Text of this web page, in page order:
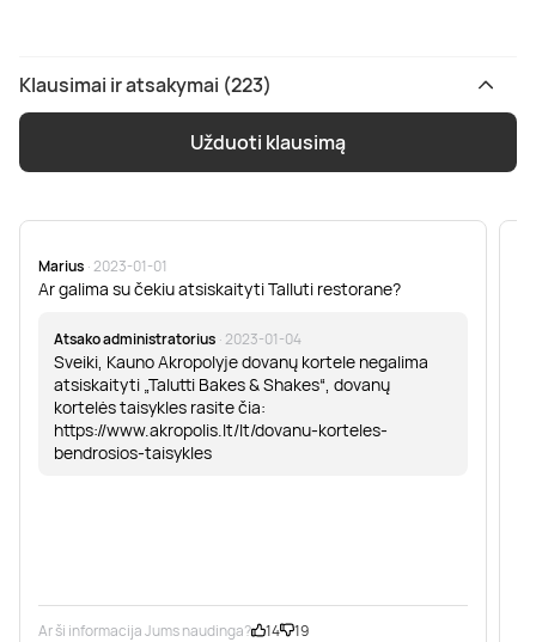
Klausimai ir atsakymai (223)
Užduoti klausimą
Marius · 2023-01-01
Ar galima su čekiu atsiskaityti Talluti restorane?
Atsako administratorius · 2023-01-04
Sveiki, Kauno Akropolyje dovanų kortele negalima
atsiskaityti „Talutti Bakes & Shakes“, dovanų
kortelės taisykles rasite čia:
https://www.akropolis.lt/lt/dovanu-korteles-
bendrosios-taisykles
Ar ši informacija Jums naudinga? 14 19